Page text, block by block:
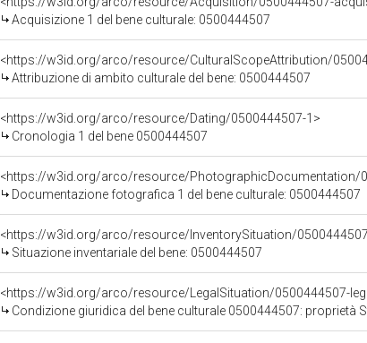
Acquisizione 1 del bene culturale: 0500444507
<https://w3id.org/arco/resource/CulturalScopeAttribution/
Attribuzione di ambito culturale del bene: 0500444507
<https://w3id.org/arco/resource/Dating/0500444507-1>
Cronologia 1 del bene 0500444507
<https://w3id.org/arco/resource/PhotographicDocumentation/
Documentazione fotografica 1 del bene culturale: 0500444507
<https://w3id.org/arco/resource/InventorySituation/
Situazione inventariale del bene: 0500444507
<https://w3id.org/arco/resource/LegalSituation/0500444507-
Condizione giuridica del bene culturale 0500444507: proprietà